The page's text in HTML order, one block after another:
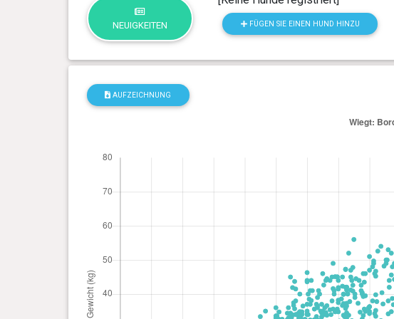
NEUIGKEITEN FÜGEN SIE EINEN HUND HINZU
AUFZEICHNUNG